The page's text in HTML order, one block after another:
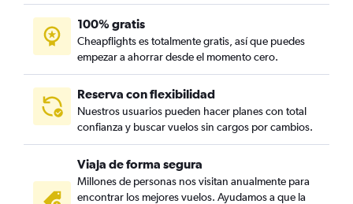
100% gratis
Cheapflights es totalmente gratis, así que puedes
empezar a ahorrar desde el momento cero.
Reserva con flexibilidad
Nuestros usuarios pueden hacer planes con total
confianza y buscar vuelos sin cargos por cambios.
Viaja de forma segura
Millones de personas nos visitan anualmente para
encontrar los mejores vuelos. Ayudamos a que la